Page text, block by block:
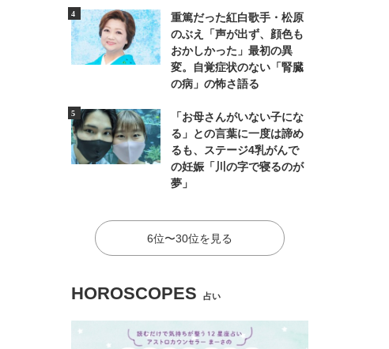
重篤だった紅白歌手・松原
のぶえ「声が出ず、顔色も
おかしかった」最初の異
変。自覚症状のない「腎臓
の病」の怖さ語る
「お母さんがいない子にな
る」との言葉に一度は諦め
るも、ステージ4乳がんで
の妊娠「川の字で寝るのが
夢」
6位〜30位を見る
HOROSCOPES 占い